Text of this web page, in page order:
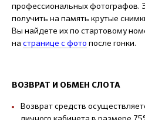
профессиональных фотографов.
получить на память крутые
Вы найдете их по стартовому
на странице с фото после гонки.
ВОЗВРАТ И ОБМЕН СЛОТА
Возврат средств